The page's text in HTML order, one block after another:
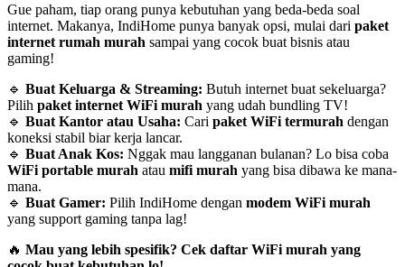
Gue paham, tiap orang punya kebutuhan yang beda-beda soal
internet. Makanya, IndiHome punya banyak opsi, mulai dari paket
internet rumah murah sampai yang cocok buat bisnis atau
gaming!
🔹 Buat Keluarga & Streaming: Butuh internet buat sekeluarga?
Pilih paket internet WiFi murah yang udah bundling TV!
🔹 Buat Kantor atau Usaha: Cari paket WiFi termurah dengan
koneksi stabil biar kerja lancar.
🔹 Buat Anak Kos: Nggak mau langganan bulanan? Lo bisa coba
WiFi portable murah atau mifi murah yang bisa dibawa ke mana-
mana.
🔹 Buat Gamer: Pilih IndiHome dengan modem WiFi murah
yang support gaming tanpa lag!
🔥 Mau yang lebih spesifik? Cek daftar WiFi murah yang